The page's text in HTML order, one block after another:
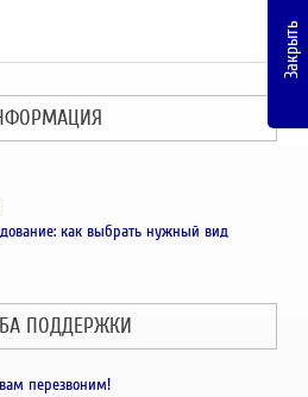
как выбрать нужный вид
ПОДДЕРЖКИ
перезвоним!
Закрыть